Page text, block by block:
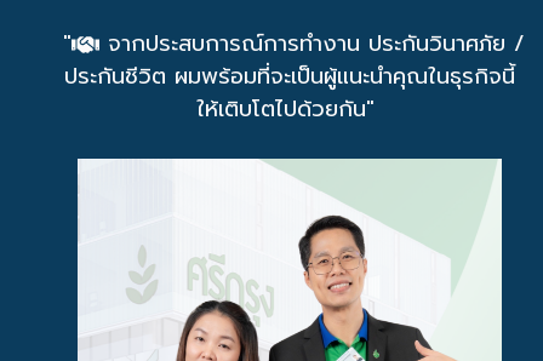
"
จากประสบการณ์การทำงาน ประกันวินาศภัย /
ประกันชีวิต ผมพร้อมที่จะเป็นผู้แนะนำคุณในธุรกิจนี้
ให้เติบโตไปด้วยกัน"